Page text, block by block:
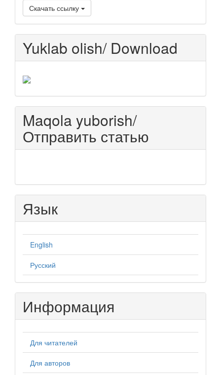
Скачать ссылку
Yuklab olish/ Download
Maqola yuborish/
Отправить статью
Язык
English
Русский
Информация
Для читателей
Для авторов